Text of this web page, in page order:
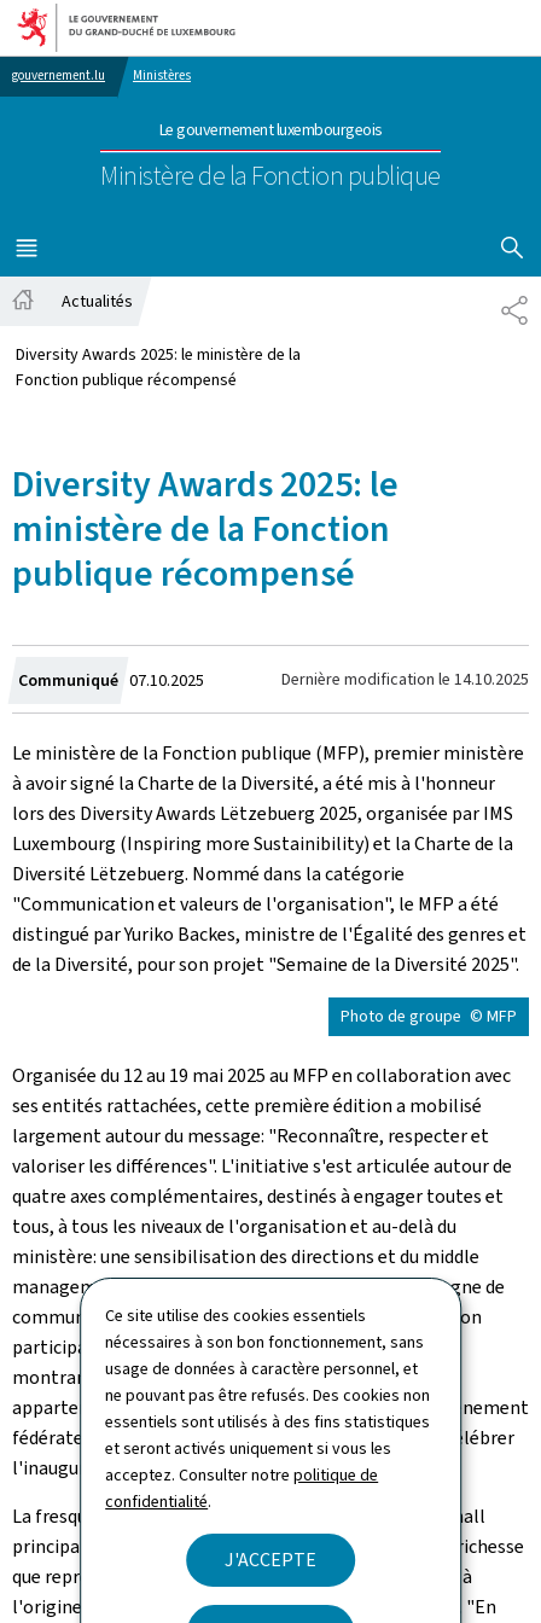
Ce site utilise des cookies essentiels
nécessaires à son bon fonctionnement, sans
usage de données à caractère personnel, et
ne pouvant pas être refusés. Des cookies non
essentiels sont utilisés à des fins statistiques
et seront activés uniquement si vous les
acceptez. Consulter notrepolitique de
confidentialité.
J'ACCEPTE
Aller au menu principal
Aller au contenu
gouvernement.lu Ministères
Le gouvernement luxembourgeois
Ministère de la Fonction publique
MENU
PRINCIPAL
Actualités
Diversity Awards 2025: le ministère de la
Fonction publique récompensé
Diversity Awards 2025: le
ministère de la Fonction
publique récompensé
Communiqué Crée
le
07.10.2025 Dernière modification le 14.10.2025
Le ministère de la Fonction publique (MFP), premier ministère
à avoir signé la Charte de la Diversité, a été mis à l'honneur
lors des Diversity Awards Lëtzebuerg 2025, organisée par IMS
Luxembourg (Inspiring more Sustainibility) et la Charte de la
Diversité Lëtzebuerg. Nommé dans la catégorie
"Communication et valeurs de l'organisation", le MFP a été
distingué par Yuriko Backes, ministre de l'Égalité des genres et
de la Diversité, pour son projet "Semaine de la Diversité 2025".
Photo de groupe © MFP
Organisée du 12 au 19 mai 2025 au MFP en collaboration avec
ses entités rattachées, cette première édition a mobilisé
largement autour du message: "Reconnaître, respecter et
valoriser les différences". L'initiative s'est articulée autour de
quatre axes complémentaires, destinés à engager toutes et
tous, à tous les niveaux de l'organisation et au-delà du
ministère: une sensibilisation des directions et du middle
management via des ateliers de réflexion, une campagne de
communication multicanale forte en interne, la création
participative d'une fresque symbolique de la diversité
montrant la singularité de chacun et chacune et son
appartenance à une communauté plus large, et, un évènement
fédérateur réunissant l'ensemble du personnel pour célébrer
l'inauguration de cette nouvelle œuvre collective.
La fresque de la diversité, installée depuis mai dans le hall
principal du MFP, invite à une prise de conscience de la richesse
que représente la diversité — qu'elle soit liée au genre, à
l'origine, à l'âge, au handicap ou à d'autres dimensions. "En